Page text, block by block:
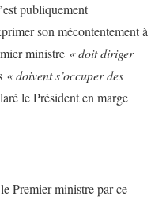
publiquement
son mécontentement à
ministre « doit diriger
« doivent s’occuper des
le Président en marge
Premier ministre par ce